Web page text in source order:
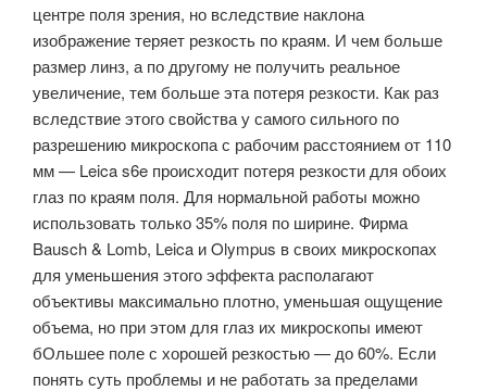
центре поля зрения, но вследствие наклона
изображение теряет резкость по краям. И чем больше
размер линз, а по другому не получить реальное
увеличение, тем больше эта потеря резкости. Как раз
вследствие этого свойства у самого сильного по
разрешению микроскопа с рабочим расстоянием от 110
мм — Leica s6e происходит потеря резкости для обоих
глаз по краям поля. Для нормальной работы можно
использовать только 35% поля по ширине. Фирма
Bausch & Lomb, Leica и Olympus в своих микроскопах
для уменьшения этого эффекта располагают
объективы максимально плотно, уменьшая ощущение
объема, но при этом для глаз их микроскопы имеют
бОльшее поле с хорошей резкостью — до 60%. Если
понять суть проблемы и не работать за пределами